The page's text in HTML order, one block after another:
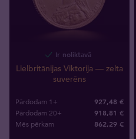
Ir noliktavā
Lielbritānijas Viktorija — zelta
suverēns
Pārdodam 1+ 927,48 €
Pārdodam 20+ 918,81 €
Mēs pērkam 862,29 €